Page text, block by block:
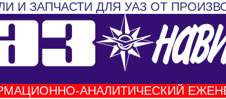
И ЗАПЧАСТИ ДЛЯ УАЗ ОТ
АНАЛИТИЧЕСКИЙ